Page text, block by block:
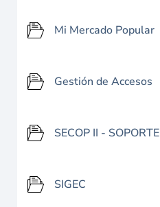
Mi Mercado Popular
Gestión de Accesos
SECOP II - SOPORTE
SIGEC